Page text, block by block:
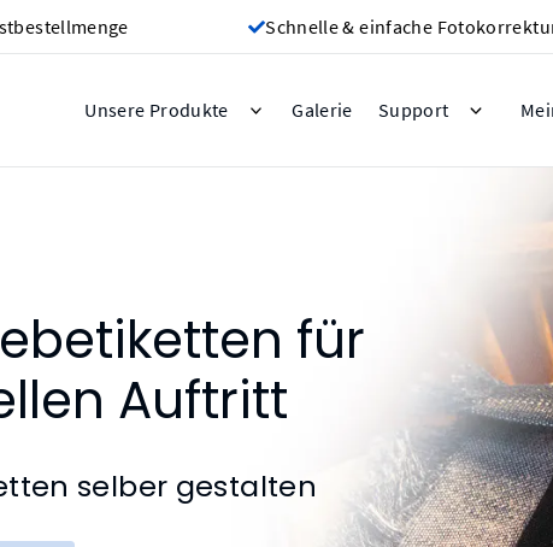
Schnelle & einfache
Unsere Produkte Galerie Support
für
Auftritt
selber gestalten